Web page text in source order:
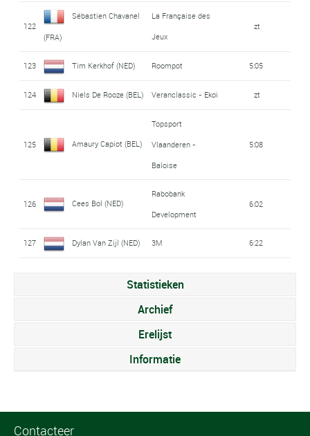
122
Sébastien Chavanel
(FRA)
La Française des
Jeux
zt
123 Tim Kerkhof (NED) Roompot 5:05
124 Niels De Rooze (BEL) Veranclassic - Ekoi zt
125 Amaury Capiot (BEL)
Topsport
Vlaanderen -
Baloise
5:08
126 Cees Bol (NED)
Rabobank
Development
6:02
127 Dylan Van Zijl (NED) 3M 6:22
Statistieken
Archief
Erelijst
Informatie
Contacteer